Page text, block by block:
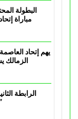
البطولة
مباراة
يهم إتحاد
الرابطة
التأهل